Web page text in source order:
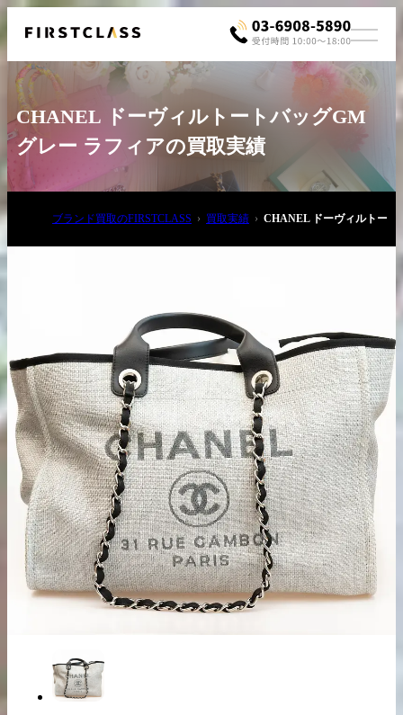
出張買取の
お申込み
宅配買取の
お申込み
LINE査定
CHANEL ドーヴィルトートバッグGM
グレー ラフィアの買取実績
ブランド買取のFIRSTCLASS 買取実績 CHANEL ドーヴィルトート